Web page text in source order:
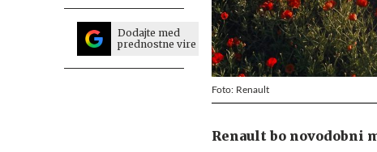
Dodajte med
prednostne vire
Foto: Renault
Renault bo novodobni